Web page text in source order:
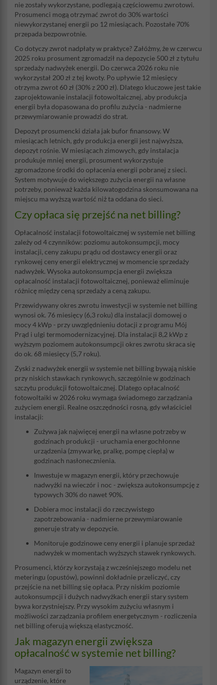
nie zostały wykorzystane, podlegają częściowemu zwrotowi.
Prosumenci mogą otrzymać zwrot do 30% wartości
niewykorzystanej energii po 12 miesiącach. Pozostałe 70%
przepada bezpowrotnie.
Co dotyczy zwrot nadpłaty w praktyce? Załóżmy, że w czerwcu
2025 roku prosument zgromadził na depozycie 500 zł z tytułu
sprzedaży nadwyżek energii. Do czerwca 2026 roku nie
wykorzystał 200 zł z tej kwoty. Po upływie 12 miesięcy
otrzyma zwrot 60 zł (30% z 200 zł). Dlatego kluczowe jest takie
zaprojektowanie instalacji fotowoltaicznej, aby produkcja
energii była dopasowana do profilu zużycia - nadmierne
przewymiarowanie prowadzi do strat.
Depozyt prosumencki działa jak bufor finansowy. W
miesiącach letnich, gdy produkcja energii jest najwyższa,
depozyt rośnie. W miesiącach zimowych, gdy instalacja
produkuje mniej energii, prosument wykorzystuje
zgromadzone środki do opłacenia energii pobranej z sieci.
System motywuje do większego zużycia energii na własne
potrzeby, ponieważ każda kilowatogodzina skonsumowana na
miejscu ma wyższą wartość niż ta oddana do sieci.
Czy opłaca się przejść na net billing?
Opłacalność instalacji fotowoltaicznej w systemie net billing
zależy od 4 czynników: poziomu autokonsumpcji, mocy
instalacji, ceny zakupu prądu od dostawcy energii oraz
rynkowej ceny energii elektrycznej w momencie sprzedaży
nadwyżek. Wysoka autokonsumpcja energii zwiększa
opłacalność instalacji fotowoltaicznej, ponieważ eliminuje
różnicę między ceną sprzedaży a ceną zakupu.
Przewidywany okres zwrotu inwestycji w systemie net billing
wynosi ok. 76 miesięcy (6,3 roku) dla instalacji domowej o
mocy 4 kWp - przy uwzględnieniu dotacji z programu Mój
Prąd i ulgi termomodernizacyjnej. Dla instalacji 8,2 kWp z
wyższym poziomem autokonsumpcji okres zwrotu skraca się
do ok. 68 miesięcy (5,7 roku).
Zyski z nadwyżek energii w systemie net billing bywają niskie
przy niskich stawkach rynkowych, szczególnie w godzinach
szczytu produkcji fotowoltaicznej. Dlatego opłacalność
fotowoltaiki w 2026 roku wymaga świadomego zarządzania
zużyciem energii. Realne oszczędności rosną, gdy właściciel
instalacji:
Zużywa jak najwięcej energii na własne potrzeby w
godzinach produkcji - uruchamia energochłonne
urządzenia (zmywarkę, pralkę, pompę ciepła) w
godzinach nasłonecznienia.
Inwestuje w magazyn energii, który przechowuje
nadwyżki na wieczór i noc - zwiększa autokonsumpcję z
typowych 30% do nawet 90%.
Dobiera moc instalacji do rzeczywistego
zapotrzebowania - nadmierne przewymiarowanie
generuje straty w depozycie.
Monitoruje godzinowe ceny energii i planuje sprzedaż
nadwyżek w momentach wyższych stawek rynkowych.
Prosumenci, którzy korzystają z wcześniejszego modelu net
meteringu (opustów), powinni dokładnie przeliczyć, czy
przejście na net billing się opłaca. Przy niskim poziomie
autokonsumpcji i dużych nadwyżkach energii stary system
bywa korzystniejszy. Przy wysokim zużyciu własnym i
możliwości zarządzania profilem energetycznym - rozliczenia
net billing oferują większą elastyczność.
Jak magazyn energii zwiększa
opłacalność w systemie net billing?
Magazyn energii to
urządzenie, które